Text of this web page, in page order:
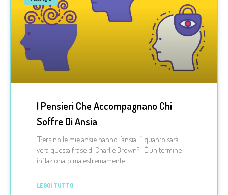
I Pensieri Che Accompagnano Chi
Soffre Di Ansia
”Persino le mie ansie hanno l’ansia…” quanto sarà
vera questa frase di Charlie Brown?! È un termine
inflazionato ma estremamente
LEGGI TUTTO